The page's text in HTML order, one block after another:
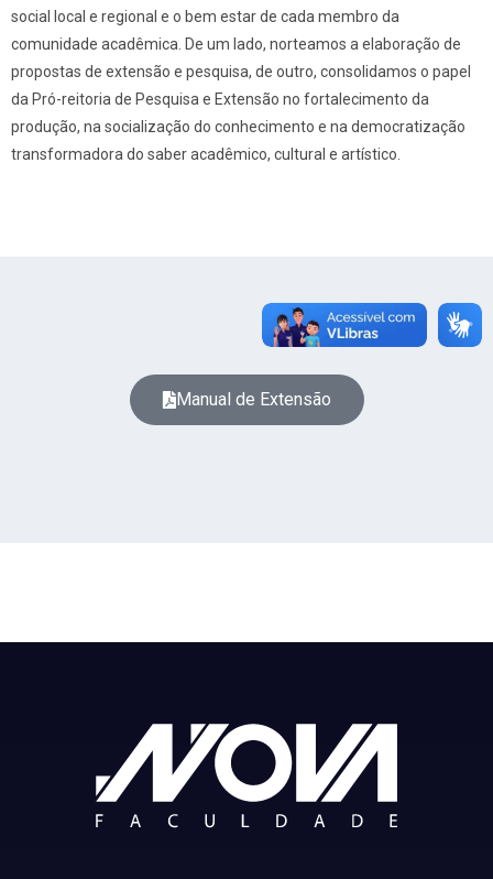
social local e regional e o bem estar de cada membro da
comunidade acadêmica. De um lado, norteamos a elaboração de
propostas de extensão e pesquisa, de outro, consolidamos o papel
da Pró-reitoria de Pesquisa e Extensão no fortalecimento da
produção, na socialização do conhecimento e na democratização
transformadora do saber acadêmico, cultural e artístico.
Manual de Extensão